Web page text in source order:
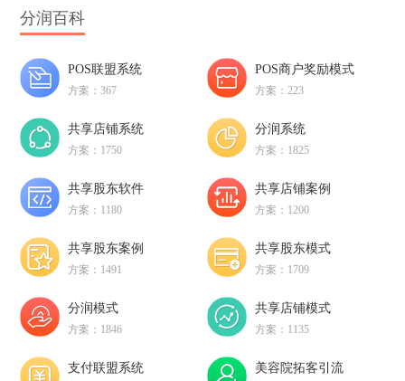
分润百科
POS联盟系统
方案：367
POS商户奖励模式
方案：223
共享店铺系统
方案：1750
分润系统
方案：1825
共享股东软件
方案：1180
共享店铺案例
方案：1200
共享股东案例
方案：1491
共享股东模式
方案：1709
分润模式
方案：1846
共享店铺模式
方案：1135
支付联盟系统 美容院拓客引流